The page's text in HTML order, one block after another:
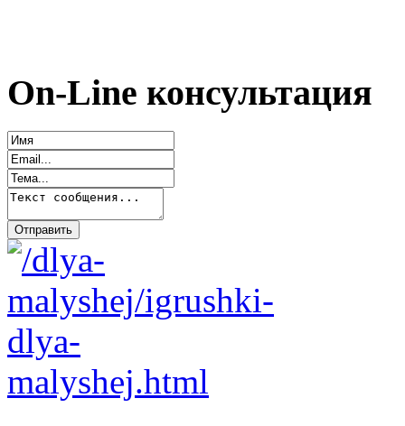
On-Line консультация